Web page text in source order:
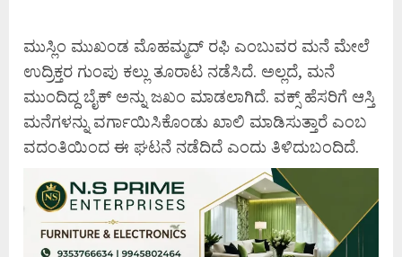
ಮುಸ್ಲಿಂ ಮುಖಂಡ ಮೊಹಮ್ಮದ್ ರಫಿ ಎಂಬುವರ ಮನೆ ಮೇಲೆ
ಉದ್ರಿಕ್ತರ ಗುಂಪು ಕಲ್ಲು ತೂರಾಟ ನಡೆಸಿದೆ. ಅಲ್ಲದೆ, ಮನೆ
ಮುಂದಿದ್ದ ಬೈಕ್ ಅನ್ನು ಜಖಂ ಮಾಡಲಾಗಿದೆ. ವಕ್ಸ್ ಹೆಸರಿಗೆ ಆಸ್ತಿ
ಮನೆಗಳನ್ನು ವರ್ಗಾಯಿಸಿಕೊಂಡು ಖಾಲಿ ಮಾಡಿಸುತ್ತಾರೆ ಎಂಬ
ವದಂತಿಯಿಂದ ಈ ಘಟನೆ ನಡೆದಿದೆ ಎಂದು ತಿಳಿದುಬಂದಿದೆ.